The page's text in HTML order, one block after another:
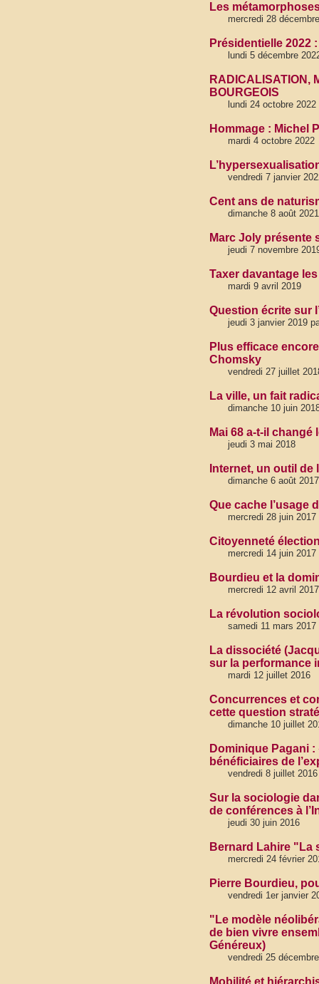
Les
mercredi 28
Présidentielle 2022
lundi 5 décembre
RADICALISATION,
BOURGEOIS
lundi 24 octobre 2022
Hommage : Michel
mardi 4 octobre 2022
vendredi 7 janvier
Cent ans de
dimanche 8 août 2021
Marc Joly présente
jeudi 7 novembre
Taxer davantage
mardi 9 avril 2019
Question écrite sur
jeudi 3 janvier 2019
Plus efficace
Chomsky
vendredi 27 juillet
La ville, un fait
dimanche 10 juin
Mai 68 a-t-il changé
jeudi 3 mai 2018
Internet, un outil
dimanche 6 août 2017
Que cache l’usage
mercredi 28 juin 2017
Citoyenneté
mercredi 14 juin 2017
Bourdieu et la
mercredi 12 avril 2017
La révolution
samedi 11 mars 2017
La dissociété
sur la performance
mardi 12 juillet 2016
Concurrences et
cette question
dimanche 10 juillet
Dominique Pagani
bénéficiaires de
vendredi 8 juillet 2016
Sur la sociologie
de conférences à
jeudi 30 juin 2016
Bernard Lahire "La
mercredi 24 février
Pierre Bourdieu,
vendredi 1er janvier
"Le modèle
de bien vivre
Généreux)
vendredi 25
Mobilité et